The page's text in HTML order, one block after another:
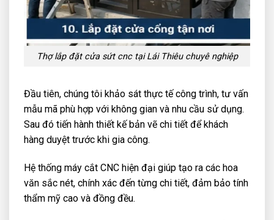
Thợ lắp đặt cửa sứt cnc tại Lái Thiêu chuyê nghiệp
Đầu tiên, chúng tôi khảo sát thực tế công trình, tư vấn
mẫu mã phù hợp với không gian và nhu cầu sử dụng.
Sau đó tiến hành thiết kế bản vẽ chi tiết để khách
hàng duyệt trước khi gia công.
Hệ thống máy cắt CNC hiện đại giúp tạo ra các hoa
văn sắc nét, chính xác đến từng chi tiết, đảm bảo tính
thẩm mỹ cao và đồng đều.